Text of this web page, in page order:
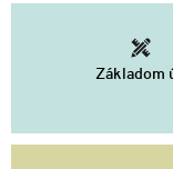
Základom